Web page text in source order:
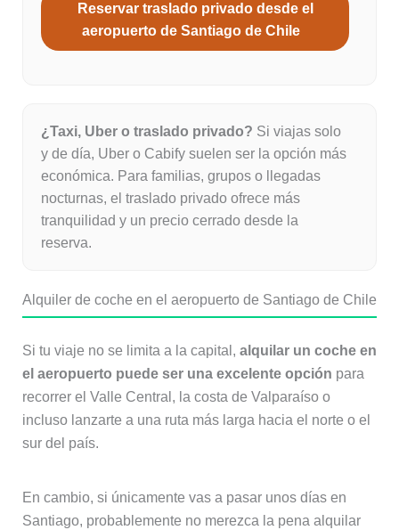
Reservar traslado privado desde el
aeropuerto de Santiago de Chile
¿Taxi, Uber o traslado privado? Si viajas solo
y de día, Uber o Cabify suelen ser la opción más
económica. Para familias, grupos o llegadas
nocturnas, el traslado privado ofrece más
tranquilidad y un precio cerrado desde la
reserva.
Alquiler de coche en el aeropuerto de Santiago de Chile
Si tu viaje no se limita a la capital, alquilar un coche en
el aeropuerto puede ser una excelente opción para
recorrer el Valle Central, la costa de Valparaíso o
incluso lanzarte a una ruta más larga hacia el norte o el
sur del país.
En cambio, si únicamente vas a pasar unos días en
Santiago, probablemente no merezca la pena alquilar